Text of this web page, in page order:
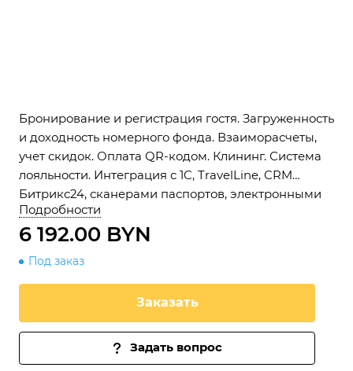
Бронирование и регистрация гостя. Загруженность
и доходность номерного фонда. Взаиморасчеты,
учет скидок. Оплата QR-кодом. Клининг. Система
лояльности. Интеграция с 1C, TravelLine, CRM
Битрикс24, сканерами паспортов, электронными
замками. API.
Подробности
6 192.00 BYN
Под заказ
Заказать
Задать вопрос